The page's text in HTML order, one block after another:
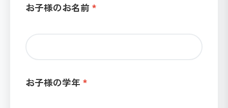
お子様のお名前
お子様の学年